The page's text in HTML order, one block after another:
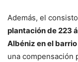
Además, el
plantación de 223
Albéniz en el
una compensación